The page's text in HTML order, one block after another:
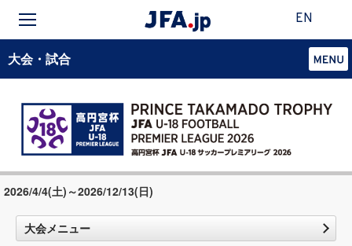
EN
大会・試合
2026/4/4(土)～2026/12/13(日)
大会メニュー